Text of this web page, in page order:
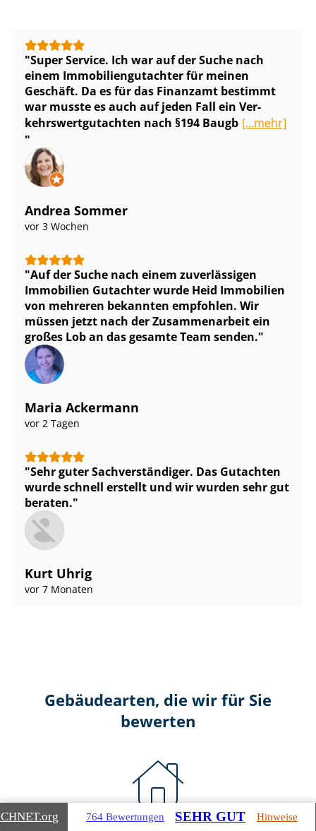
Super Service. Ich war auf der Suche nach
einem Im­mo­bi­li­en­gut­ach­ter für meinen
Geschäft. Da es für das Finanzamt bestimmt
war musste es auch auf jeden Fall ein Ver­
kehrs­wert­gut­ach­ten nach §194 Baugb [...mehr]
Andrea Sommer
vor 3 Wochen
Auf der Suche nach einem zuverlässigen
Immobilien Gutachter wurde Heid Immobilien
von mehreren bekannten empfohlen. Wir
müssen jetzt nach der Zusammenarbeit ein
großes Lob an das gesamte Team senden.
Maria Ackermann
vor 2 Tagen
Sehr guter Sach­ver­stän­di­ger. Das Gutachten
wurde schnell erstellt und wir wurden sehr gut
beraten.
Kurt Uhrig
vor 7 Monaten
Gebäudearten, die wir für Sie
bewerten
.org 764 Bewertungen SEHR GUT Hinweise